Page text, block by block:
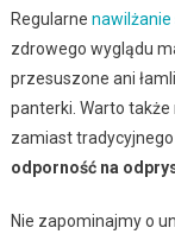
Regularne nawilżanie
zdrowego wyglądu
przesuszone ani
panterki. Warto
zamiast
odporność na
Nie zapominajmy o